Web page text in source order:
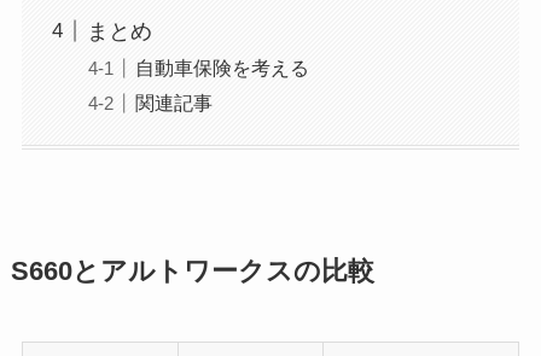
まとめ
自動車保険を考える
関連記事
S660とアルトワークスの比較